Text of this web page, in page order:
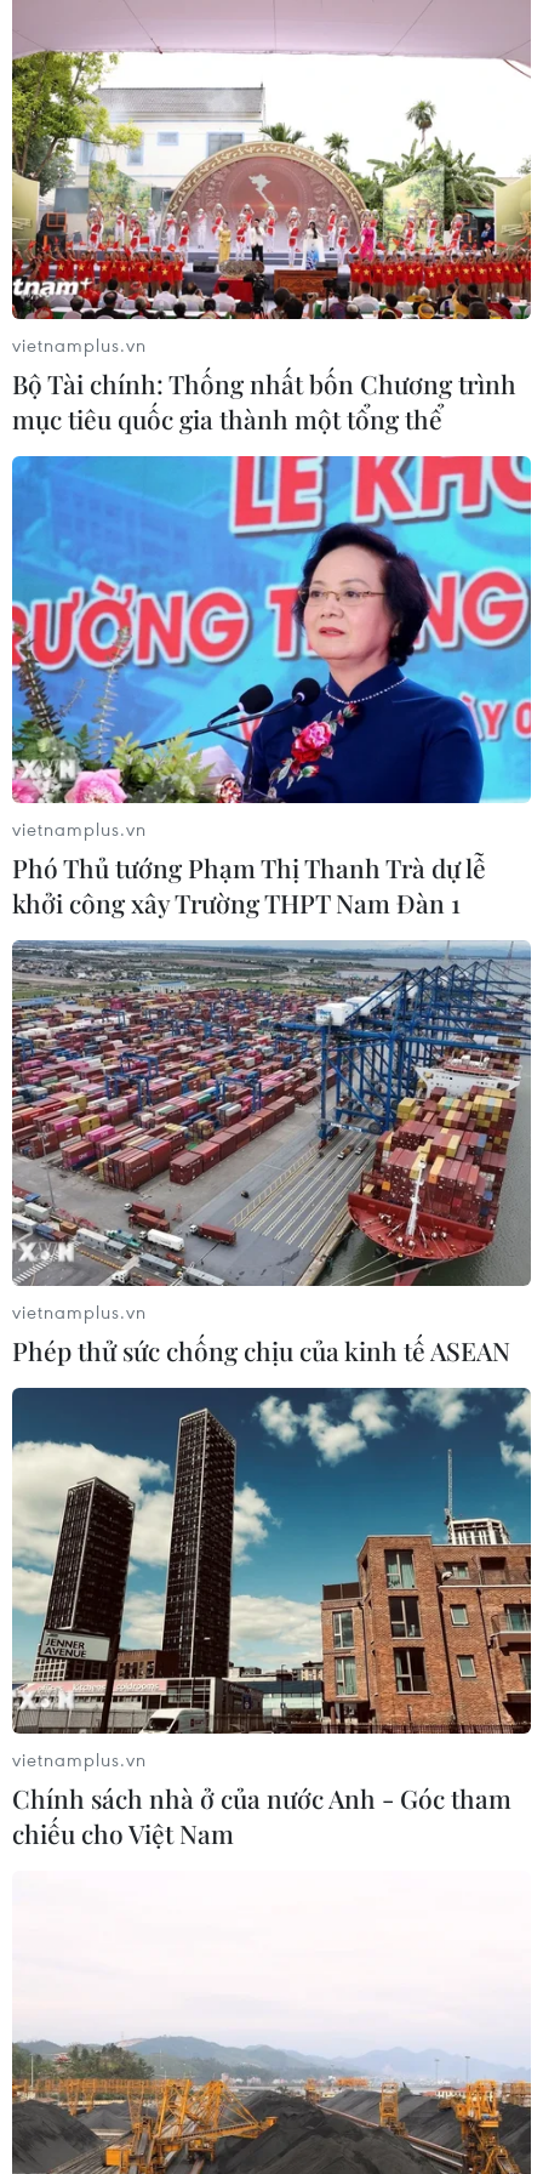
TIN CÙNG CHUYÊN MỤC
vietnamplus.vn
Bộ Tài chính: Thống nhất bốn Chương trình
mục tiêu quốc gia thành một tổng thể
vietnamplus.vn
Phó Thủ tướng Phạm Thị Thanh Trà dự lễ
khởi công xây Trường THPT Nam Đàn 1
vietnamplus.vn
Phép thử sức chống chịu của kinh tế ASEAN
vietnamplus.vn
Chính sách nhà ở của nước Anh - Góc tham
chiếu cho Việt Nam